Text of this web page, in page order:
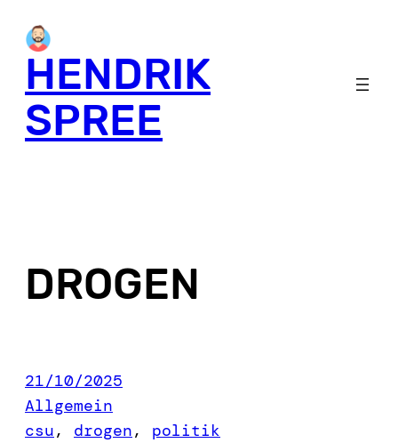
content
HENDRIK
SPREE
DROGEN
21/10/2025
Allgemein
csu, drogen, politik